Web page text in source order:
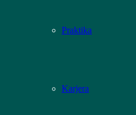
Praktika
Karjera